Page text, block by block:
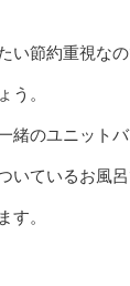
い節約重視な
う。
緒のユニット
いているお風
す。